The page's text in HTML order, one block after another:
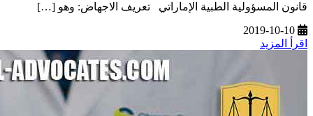
قانون المسؤولية الطبية الإماراتي تعريف الاجهاض: وهو […]
2019-10-10
اقرأ المزيد